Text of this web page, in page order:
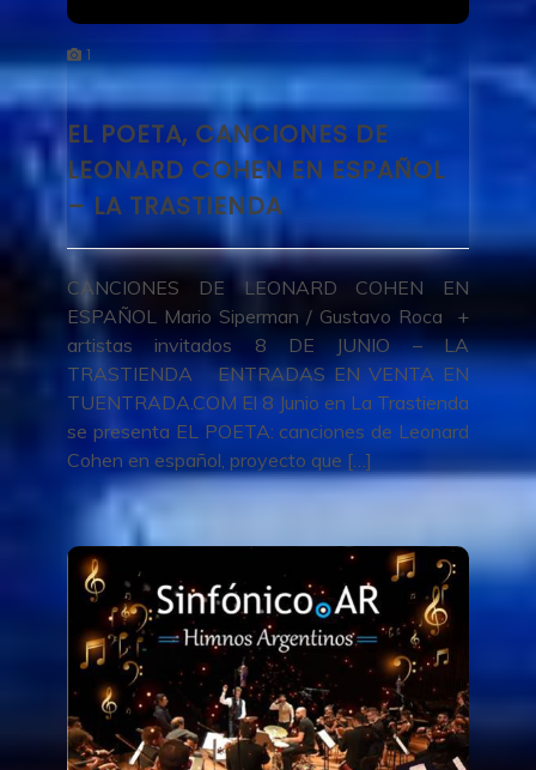
1
EL POETA, CANCIONES DE
LEONARD COHEN EN ESPAÑOL
– LA TRASTIENDA
CANCIONES DE LEONARD COHEN EN
ESPAÑOL Mario Siperman / Gustavo Roca +
artistas invitados 8 DE JUNIO – LA
TRASTIENDA ENTRADAS EN VENTA EN
TUENTRADA.COM El 8 Junio en La Trastienda
se presenta EL POETA: canciones de Leonard
Cohen en español, proyecto que […]